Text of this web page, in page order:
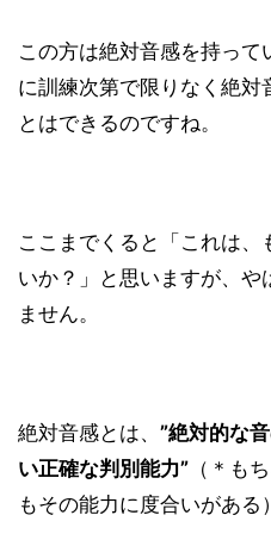
この方は絶対音感を持って
に訓練次第で限りなく絶対
とはできるのですね。
ここまでくると「これは
いか？」と思いますが、や
ません。
絶対音感とは、 ”絶対的な
い正確な判別能力” （＊も
もその能力に度合いがある